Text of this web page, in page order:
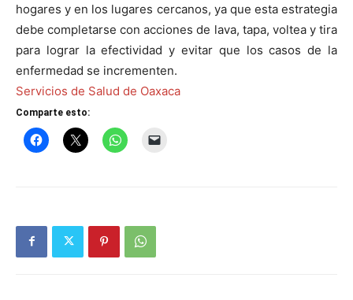
hogares y en los lugares cercanos, ya que esta estrategia
debe completarse con acciones de lava, tapa, voltea y tira
para lograr la efectividad y evitar que los casos de la
enfermedad se incrementen.
Servicios de Salud de Oaxaca
Comparte esto: